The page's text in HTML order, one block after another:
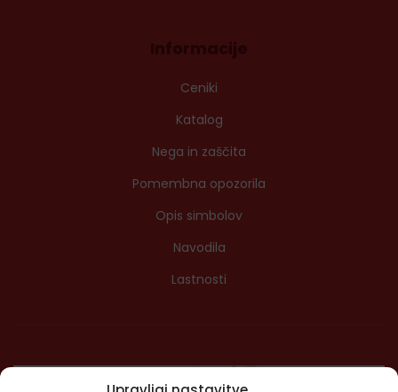
Informacije
Ceniki
Katalog
Nega in zaščita
Pomembna opozorila
Opis simbolov
Navodila
Lastnosti